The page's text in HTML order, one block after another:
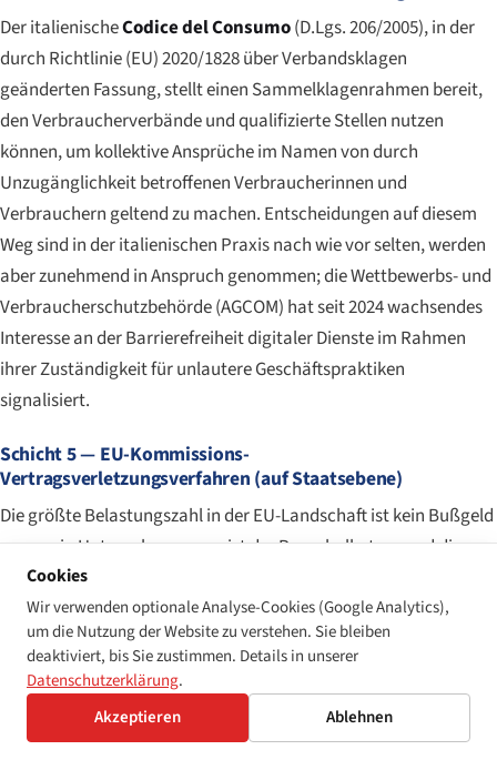
Der italienischeCodice del Consumo(D.Lgs. 206/2005), in der
durch Richtlinie (EU) 2020/1828 über Verbandsklagen
geänderten Fassung, stellt einen Sammelklagenrahmen bereit,
den Verbraucherverbände und qualifizierte Stellen nutzen
können, um kollektive Ansprüche im Namen von durch
Unzugänglichkeit betroffenen Verbraucherinnen und
Verbrauchern geltend zu machen. Entscheidungen auf diesem
Weg sind in der italienischen Praxis nach wie vor selten, werden
aber zunehmend in Anspruch genommen; die Wettbewerbs- und
Verbraucherschutzbehörde (AGCOM) hat seit 2024 wachsendes
Interesse an der Barrierefreiheit digitaler Dienste im Rahmen
ihrer Zuständigkeit für unlautere Geschäftspraktiken
signalisiert.
Schicht 5 — EU-Kommissions-
Vertragsverletzungsverfahren (auf Staatsebene)
Die größte Belastungszahl in der EU-Landschaft ist kein Bußgeld
gegen ein Unternehmen — es ist der Pauschalbetrag und die
tägliche Zwangsgeldzahlung, die der EuGH einem Mitgliedstaat
nach Artikel 260(2) AEUV auferlegen kann. Die
Kommissionsmitteilung von 2025 über finanzielle Sanktionen
setzt den indikativen Mindestpauschalbetrag für Italien auf
10.944.000 €fest, mit täglichen Zwangsgeldzahlungen von
einer Basis von ca. 11.000–73.000 € pro Tag multipliziert mit
Cookies
Wir verwenden optionale Analyse-Cookies (Google Analytics),
um die Nutzung der Website zu verstehen. Sie bleiben
deaktiviert, bis Sie zustimmen. Details in unserer
Datenschutzerklärung.
Akzeptieren
Ablehnen